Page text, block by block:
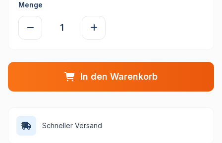
Menge
In den Warenkorb
Schneller Versand